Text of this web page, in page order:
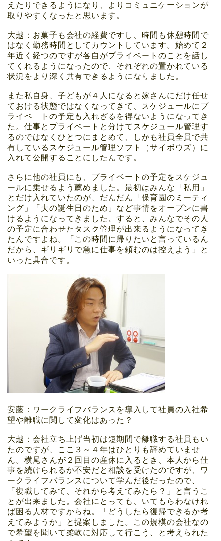
えたりできるようになり、よりコミュニケーションが
取りやすくなったと思います。
大越：お菓子も会社の経費ですし、時間も休憩時間で
はなく勤務時間としてカウントしています。始めて２
年近く経つのですが各自がプライベートのことを話し
てくれるようになったので、それぞれの置かれている
状況をより深く共有できるようになりました。
また私自身、子どもが４人になると嫁さんにだけ任せ
ておける状態ではなくなってきて、スケジュールにプ
ライベートの予定も入れざるを得ないようになってき
た。仕事とプライベートと分けてスケジュール管理す
るのではなくひとつにまとめて、しかも社員全員で共
有しているスケジュール管理ソフト（サイボウズ）に
入れて公開することにしたんです。
さらに他の社員にも、プライベートの予定をスケジュ
ールに乗せるよう薦めました。最初はみんな「私用」
とだけ入れていたのが、だんだん「保育園のミーティ
ング」「夫の誕生日のため」など事情をオープンに書
けるようになってきました。すると、みんなでその人
の予定に合わせたタスク管理が出来るようになってき
たんですよね。「この時間に帰りたいと言っているん
だから、ギリギリで急に仕事を頼むのは控えよう」と
いった具合です。
安藤：ワークライフバランスを導入して社員の入社希
望や離職に関して変化はあった？
大越：会社立ち上げ当初は短期間で離職する社員もい
たのですが、ここ３～４年はひとりも辞めていませ
ん。横尾さんが２回目の産休に入るとき、本人から仕
事を続けられるか不安だと相談を受けたのですが、ワ
ークライフバランスについて学んだ後だったので、
「復職してみて、それから考えてみたら？」と言うこ
とが出来ました。会社にとっても、いてもらわなけれ
ば困る人材ですからね。「どうしたら復帰できるか考
えてみようか」と提案しました。この規模の会社なの
で希望を聞いて柔軟に対応して行こう、と考えられた